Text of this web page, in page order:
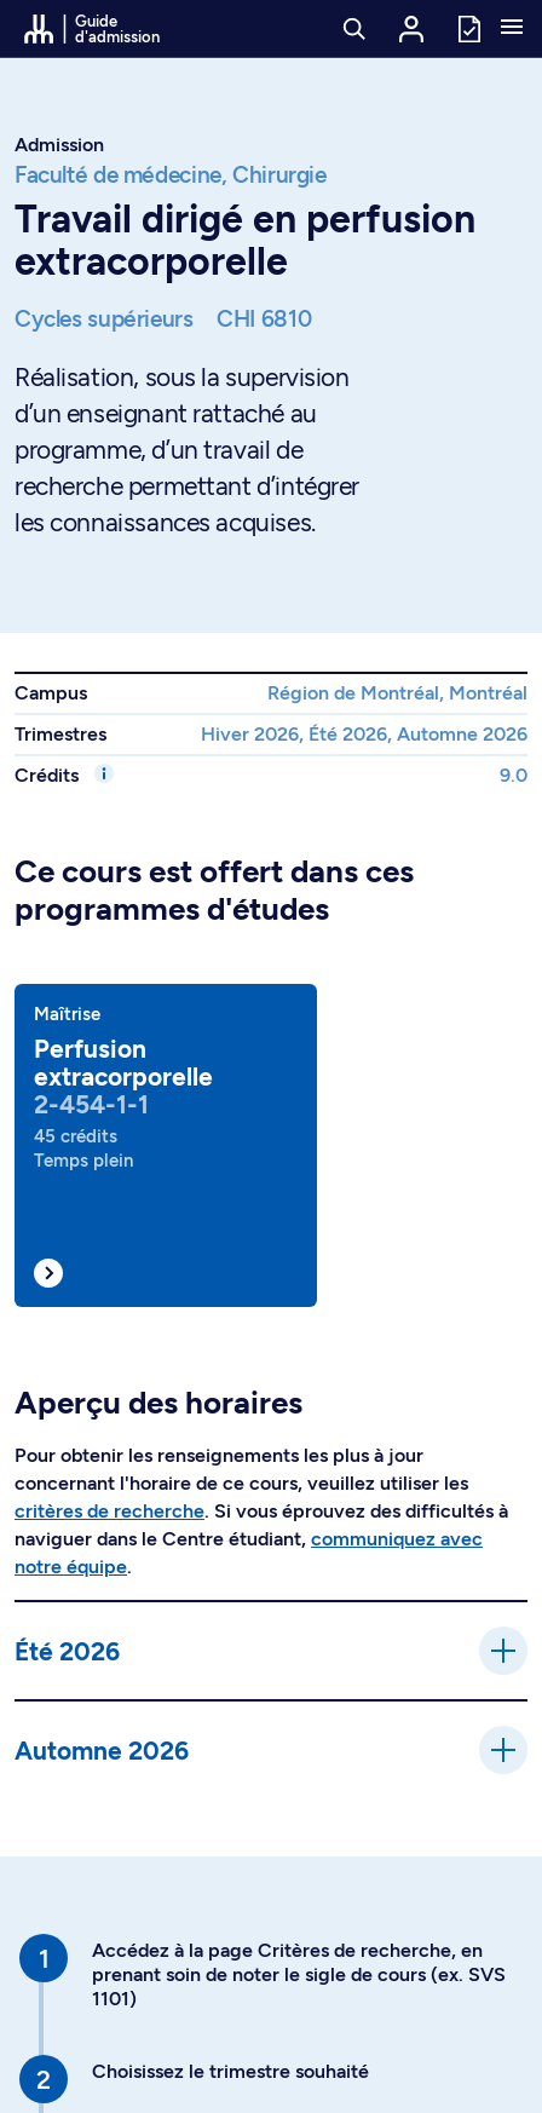
Passer au contenu
Guide
d'admission
Admission
Faculté de médecine, Chirurgie
Travail dirigé en perfusion
extracorporelle
Cycles supérieurs CHI 6810
Réalisation, sous la supervision
d’un enseignant rattaché au
programme, d’un travail de
recherche permettant d’intégrer
les connaissances acquises.
Campus
Région de Montréal, Montréal
Trimestres
Hiver 2026, Été 2026, Automne 2026
Crédits
9.0
Ce cours est offert dans ces
programmes d'études
Maîtrise
Perfusion
extracorporelle
2-454-1-1
45 crédits
Temps plein
Aperçu des horaires
Pour obtenir les renseignements les plus à jour
concernant l'horaire de ce cours, veuillez utiliser les
critères de recherche. Si vous éprouvez des difficultés à
naviguer dans le Centre étudiant, communiquez avec
notre équipe.
Été 2026
Automne 2026
Accédez à la page Critères de recherche, en
prenant soin de noter le sigle de cours (ex. SVS
1101)
Choisissez le trimestre souhaité